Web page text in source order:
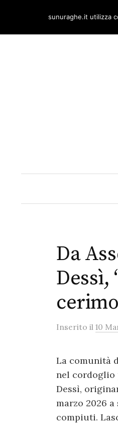
content
Da
Dessì,
Inserito il 10
La comunità
nel cordoglio
Dessì,
marzo 2026 a
compiuti.
sunuraghe.it utilizza